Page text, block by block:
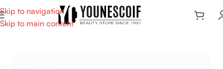
Skip to navigation
Skip to main content